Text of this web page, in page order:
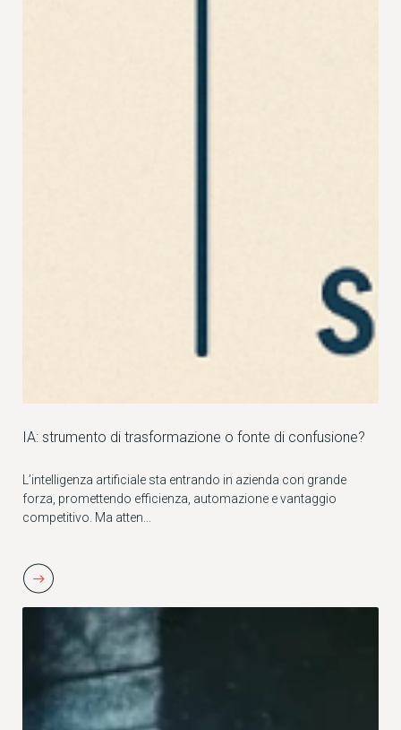
IA: strumento di trasformazione o fonte di confusione?
L’intelligenza artificiale sta entrando in azienda con grande
forza, promettendo efficienza, automazione e vantaggio
competitivo. Ma atten...